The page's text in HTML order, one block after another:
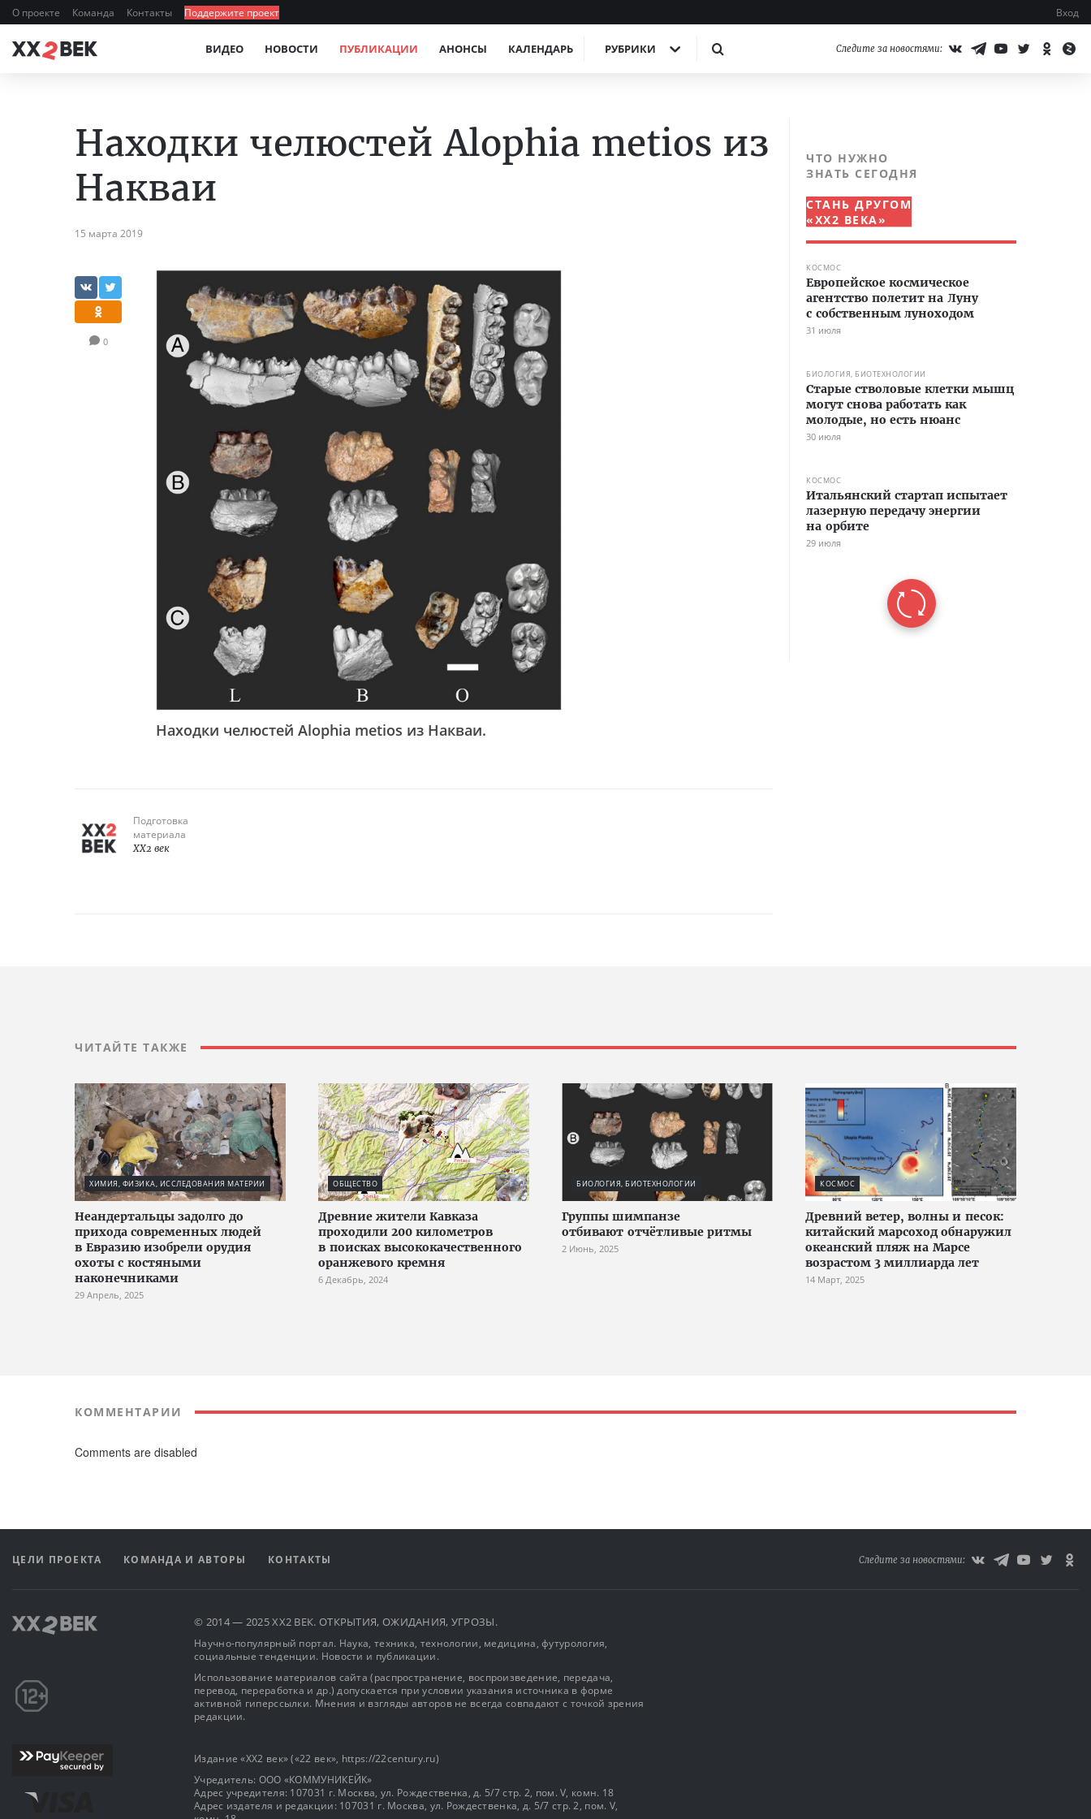
О проекте Команда Контакты Поддержите проект Вход
ВИДЕО НОВОСТИ ПУБЛИКАЦИИ АНОНСЫ КАЛЕНДАРЬ РУБРИКИ Следите за новостями:
Находки челюстей Alophia metios из
Накваи
15 марта 2019
0
Находки челюстей Alophia metios из Накваи.
Подготовка
материала
XX2 век
ЧТО НУЖНО
ЗНАТЬ СЕГОДНЯ
СТАНЬ ДРУГОМ
«XX2 ВЕКА»
КОСМОС
Европейское космическое
агентство полетит на Луну
с собственным луноходом
31 июля
БИОЛОГИЯ, БИОТЕХНОЛОГИИ
Старые стволовые клетки мышц
могут снова работать как
молодые, но есть нюанс
30 июля
КОСМОС
Итальянский стартап испытает
лазерную передачу энергии
на орбите
29 июля
ЧИТАЙТЕ ТАКЖЕ
ХИМИЯ, ФИЗИКА, ИССЛЕДОВАНИЯ МАТЕРИИ
Неандертальцы задолго до
прихода современных людей
в Евразию изобрели орудия
охоты с костяными
наконечниками
29 Апрель, 2025
ОБЩЕСТВО
Древние жители Кавказа
проходили 200 километров
в поисках высококачественного
оранжевого кремня
6 Декабрь, 2024
БИОЛОГИЯ, БИОТЕХНОЛОГИИ
Группы шимпанзе
отбивают отчётливые ритмы
2 Июнь, 2025
КОСМОС
Древний ветер, волны и песок:
китайский марсоход обнаружил
океанский пляж на Марсе
возрастом 3 миллиарда лет
14 Март, 2025
КОММЕНТАРИИ
Comments are disabled
ЦЕЛИ ПРОЕКТА КОМАНДА И АВТОРЫ КОНТАКТЫ Следите за новостями:
© 2014 — 2025 XX2 ВЕК. ОТКРЫТИЯ, ОЖИДАНИЯ, УГРОЗЫ.
Научно-популярный портал. Наука, техника, технологии, медицина, футурология,
социальные тенденции. Новости и публикации.
Использование материалов сайта (распространение, воспроизведение, передача,
перевод, переработка и др.) допускается при условии указания источника в форме
активной гиперссылки. Мнения и взгляды авторов не всегда совпадают с точкой зрения
редакции.
Издание «XX2 век» («22 век», https://22century.ru)
Учредитель: OOO «КОММУНИКЕЙК»
Адрес учредителя: 107031 г. Москва, ул. Рождественка, д. 5/7 стр. 2, пом. V, комн. 18
Адрес издателя и редакции: 107031 г. Москва, ул. Рождественка, д. 5/7 стр. 2, пом. V,